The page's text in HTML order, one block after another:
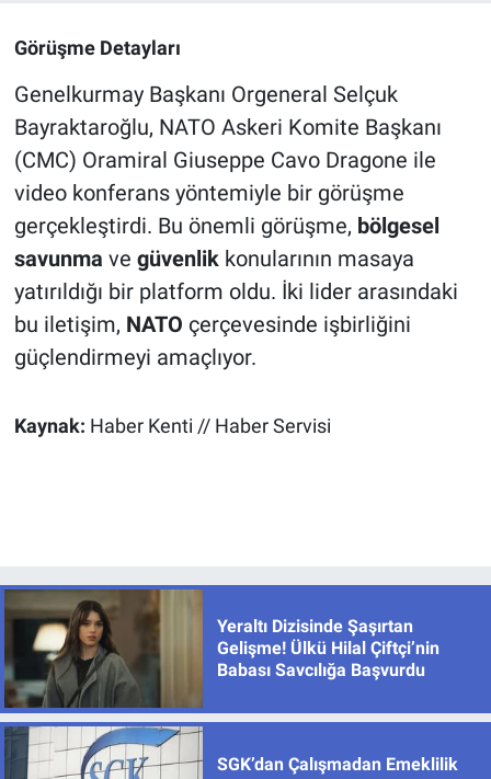
Görüşme Detayları
Genelkurmay Başkanı Orgeneral Selçuk
Bayraktaroğlu, NATO Askeri Komite Başkanı
(CMC) Oramiral Giuseppe Cavo Dragone ile
video konferans yöntemiyle bir görüşme
gerçekleştirdi. Bu önemli görüşme, bölgesel
savunma ve güvenlikkonularının masaya
yatırıldığı bir platform oldu. İki lider arasındaki
bu iletişim, NATO çerçevesinde işbirliğini
güçlendirmeyi amaçlıyor.
Kaynak: Haber Kenti // Haber Servisi
Yeraltı Dizisinde Şaşırtan
Gelişme! Ülkü Hilal Çiftçi’nin
Babası Savcılığa Başvurdu
SGK’dan Çalışmadan Emeklilik